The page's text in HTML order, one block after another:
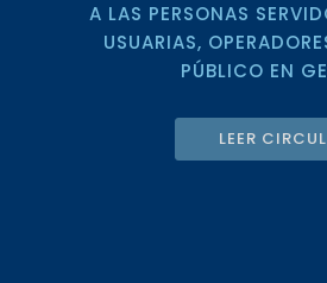
A LAS PERSONAS
USUARIAS,
PÚBLICO EN
LEER